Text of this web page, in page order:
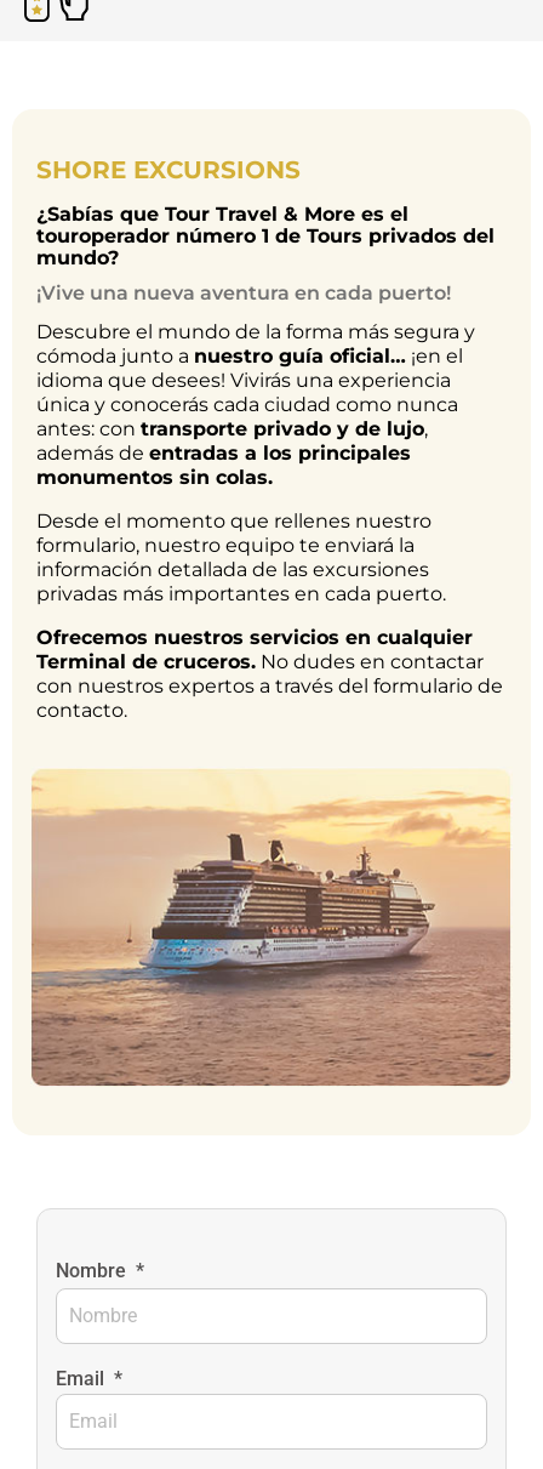
SHORE EXCURSIONS
¿Sabías que Tour Travel & More es el
touroperador número 1 de Tours privados del
mundo?
¡Vive una nueva aventura en cada puerto!
Descubre el mundo de la forma más segura y
cómoda junto a nuestro guía oficial… ¡en el
idioma que desees! Vivirás una experiencia
única y conocerás cada ciudad como nunca
antes: con transporte privado y de lujo,
además de entradas a los principales
monumentos sin colas.
Desde el momento que rellenes nuestro
formulario, nuestro equipo te enviará la
información detallada de las excursiones
privadas más importantes en cada puerto.
Ofrecemos nuestros servicios en cualquier
Terminal de cruceros. No dudes en contactar
con nuestros expertos a través del formulario de
contacto.
Nombre *
Email *